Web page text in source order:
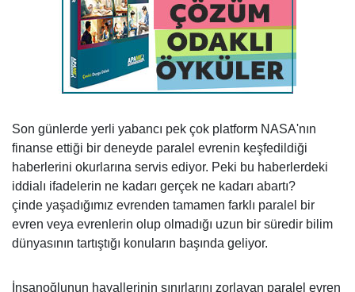
Son günlerde yerli yabancı pek çok platform NASA'nın
finanse ettiği bir deneyde paralel evrenin keşfedildiği
haberlerini okurlarına servis ediyor. Peki bu haberlerdeki
iddialı ifadelerin ne kadarı gerçek ne kadarı abartı?
çinde yaşadığımız evrenden tamamen farklı paralel bir
evren veya evrenlerin olup olmadığı uzun bir süredir bilim
dünyasının tartıştığı konuların başında geliyor.
İnsanoğlunun hayallerinin sınırlarını zorlayan paralel evren